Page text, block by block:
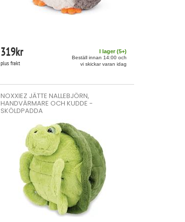
319kr
plus frakt
I lager (5+)
Beställ innan 14:00 och
vi skickar varan idag
NOXXIEZ JÄTTE NALLEBJÖRN,
HANDVÄRMARE OCH KUDDE -
SKÖLDPADDA